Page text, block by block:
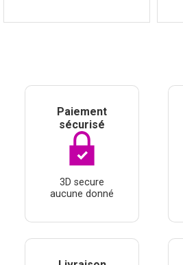
Paiement
sécurisé
3D secure
aucune donné